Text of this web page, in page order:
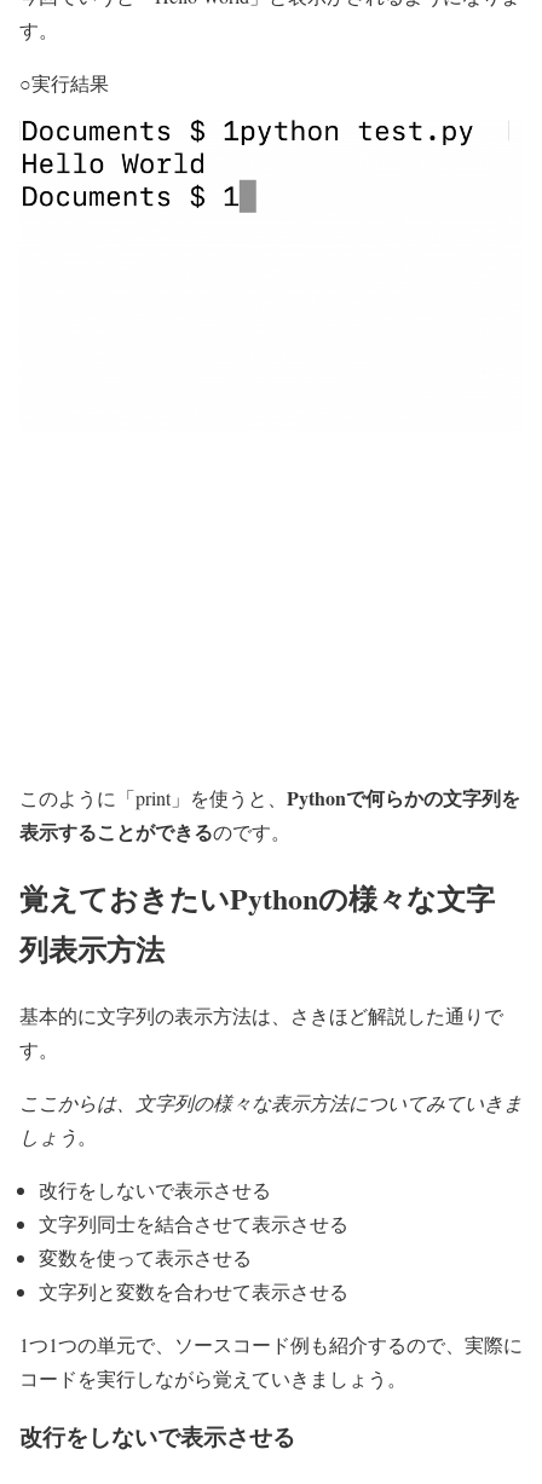
す。
○実行結果
このように「print」を使うと、 Pythonで何らかの文字列を
表示することができるのです。
覚えておきたいPythonの様々な文字
列表示方法
基本的に文字列の表示方法は、さきほど解説した通りで
す。
ここからは、文字列の様々な表示方法についてみていきま
しょう 。
改行をしないで表示させる
文字列同士を結合させて表示させる
変数を使って表示させる
文字列と変数を合わせて表示させる
1つ1つの単元で、ソースコード例も紹介するので、実際に
コードを実行しながら覚えていきましょう。
改行をしないで表示させる